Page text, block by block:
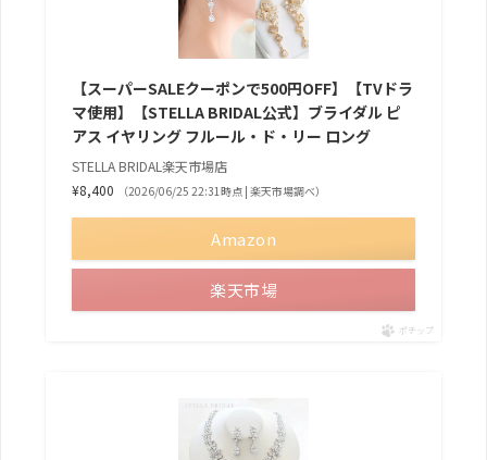
【スーパーSALEクーポンで500円OFF】【TVドラ
マ使用】【STELLA BRIDAL公式】ブライダル ピ
アス イヤリング フルール・ド・リー ロング
STELLA BRIDAL楽天市場店
¥8,400
（2026/06/25 22:31時点 | 楽天市場調べ）
Amazon
楽天市場
ポチップ